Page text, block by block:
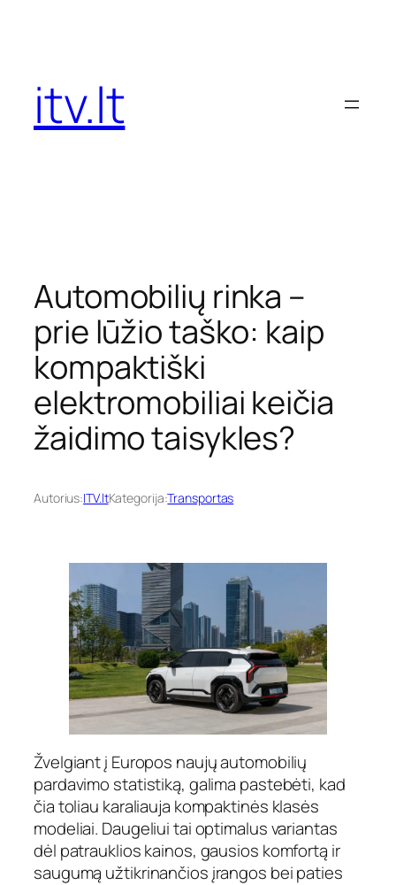
itv.lt
Automobilių rinka –
prie lūžio taško: kaip
kompaktiški
elektromobiliai keičia
žaidimo taisykles?
Autorius:ITV.ltKategorija:Transportas
Žvelgiant į Europos naujų automobilių
pardavimo statistiką, galima pastebėti, kad
čia toliau karaliauja kompaktinės klasės
modeliai. Daugeliui tai optimalus variantas
dėl patrauklios kainos, gausios komfortą ir
saugumą užtikrinančios įrangos bei paties